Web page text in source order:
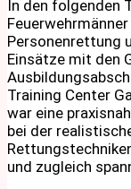
In den folgenden
Personenrettung
Einsätze mit den
Training Center
war eine
bei der
und zugleich